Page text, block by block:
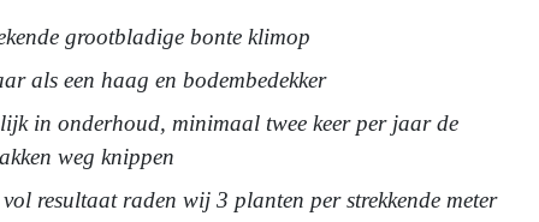
grootbladige bonte klimop
als een haag en bodembedekker
in onderhoud, minimaal twee keer per jaar de
weg knippen
resultaat raden wij 3 planten per strekkende meter